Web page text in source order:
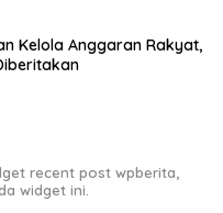
Kelola Anggaran Rakyat,
recent post wpberita,
widget ini.